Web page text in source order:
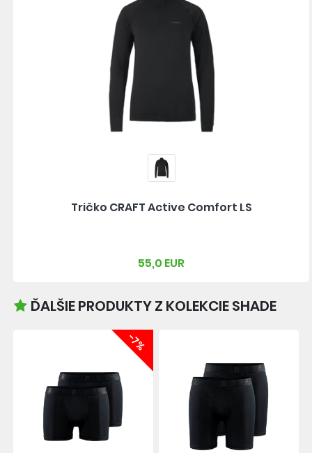
Tričko CRAFT Active Comfort LS
55,0 EUR
ĎALŠIE PRODUKTY Z KOLEKCIE SHADE
-7%